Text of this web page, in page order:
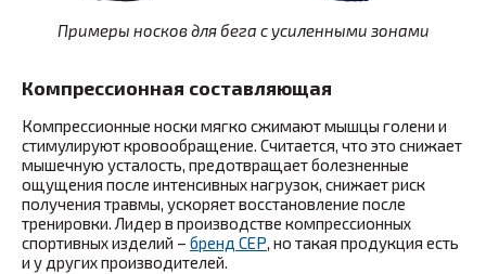
Примеры носков для бега с усиленными зонами
Компрессионная составляющая
Компрессионные носки мягко сжимают мышцы голени и
стимулируют кровообращение. Считается, что это снижает
мышечную усталость, предотвращает болезненные
ощущения после интенсивных нагрузок, снижает риск
получения травмы, ускоряет восстановление после
тренировки. Лидер в производстве компрессионных
спортивных изделий – бренд CEP, но такая продукция есть
и у других производителей.